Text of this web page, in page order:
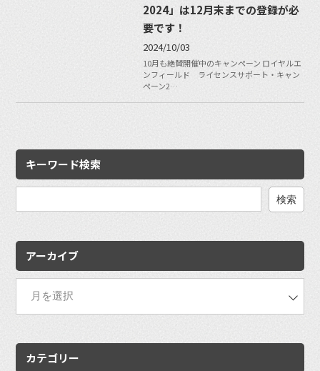
2024」は12月末までの登録が必
要です！
2024/10/03
10月も絶賛開催中のキャンペーン ロイヤルエ
ンフィールド ライセンスサポート・キャン
ペーン2…
キーワード検索
アーカイブ
カテゴリー